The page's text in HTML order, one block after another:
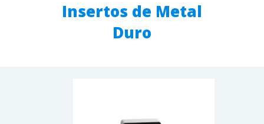
Insertos de Metal
Duro